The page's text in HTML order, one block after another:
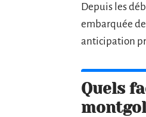
Depuis les
embarquée
anticipation
Quels